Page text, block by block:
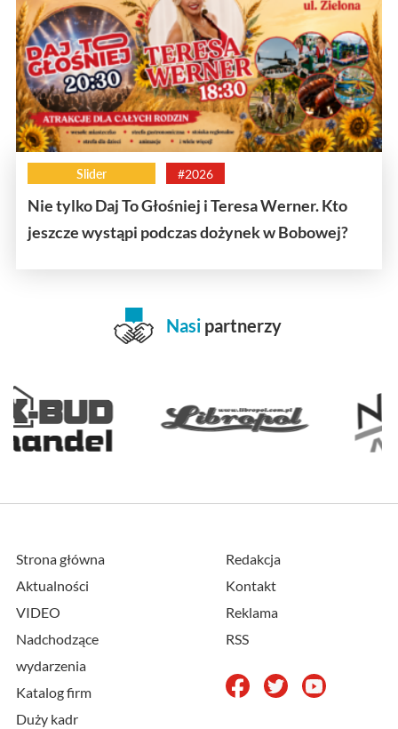
Slider #2026
Nie tylko Daj To Głośniej i Teresa Werner. Kto
jeszcze wystąpi podczas dożynek w Bobowej?
Nasi partnerzy
Strona główna
Aktualności
VIDEO
Nadchodzące
wydarzenia
Katalog firm
Duży kadr
Redakcja
Kontakt
Reklama
RSS